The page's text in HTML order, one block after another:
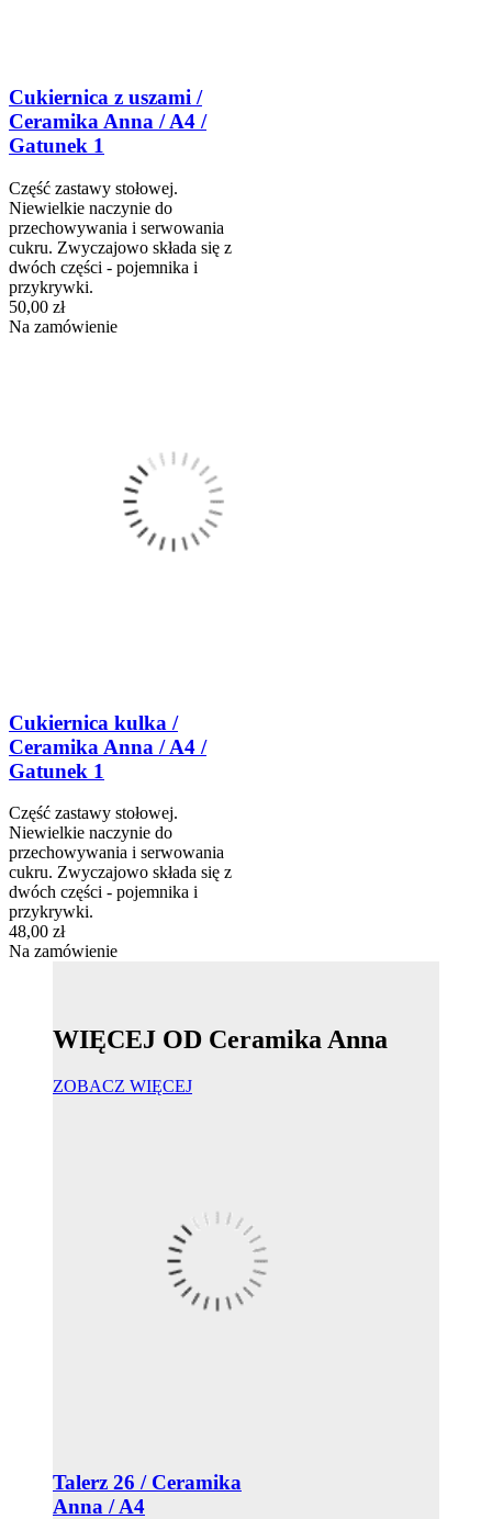
Cukiernica z uszami /
Ceramika Anna / A4 /
Gatunek 1
Część zastawy stołowej.
Niewielkie naczynie do
przechowywania i serwowania
cukru. Zwyczajowo składa się z
dwóch części - pojemnika i
przykrywki.
50,00 zł
Na zamówienie
Cukiernica kulka /
Ceramika Anna / A4 /
Gatunek 1
Część zastawy stołowej.
Niewielkie naczynie do
przechowywania i serwowania
cukru. Zwyczajowo składa się z
dwóch części - pojemnika i
przykrywki.
48,00 zł
Na zamówienie
WIĘCEJ OD Ceramika Anna
ZOBACZ WIĘCEJ
Talerz 26 / Ceramika
Anna / A4